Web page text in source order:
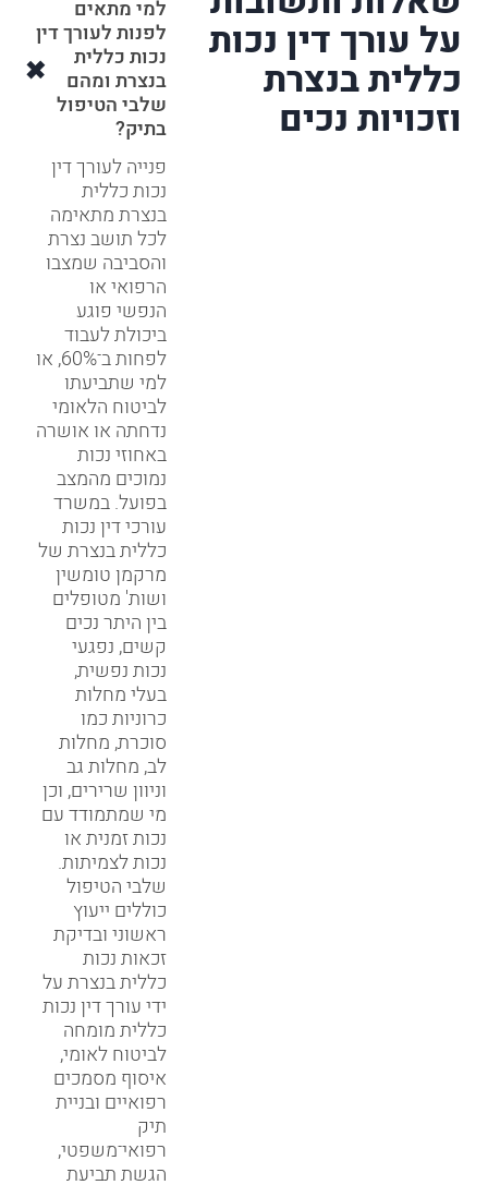
על עורך דין נכות
כללית בנצרת
וזכויות נכים
למי מתאים
לפנות לעורך דין
נכות כללית
בנצרת ומהם
שלבי הטיפול
בתיק?
פנייה לעורך דין
נכות כללית
בנצרת מתאימה
לכל תושב נצרת
והסביבה שמצבו
הרפואי או
הנפשי פוגע
ביכולת לעבוד
לפחות ב־60%, או
למי שתביעתו
לביטוח הלאומי
נדחתה או אושרה
באחוזי נכות
נמוכים מהמצב
בפועל. במשרד
עורכי דין נכות
כללית בנצרת של
מרקמן טומשין
ושות' מטופלים
בין היתר נכים
קשים, נפגעי
נכות נפשית,
בעלי מחלות
כרוניות כמו
סוכרת, מחלות
לב, מחלות גב
וניוון שרירים, וכן
מי שמתמודד עם
נכות זמנית או
נכות לצמיתות.
שלבי הטיפול
כוללים ייעוץ
ראשוני ובדיקת
זכאות נכות
כללית בנצרת על
ידי עורך דין נכות
כללית מומחה
לביטוח לאומי,
איסוף מסמכים
רפואיים ובניית
תיק
רפואי־משפטי,
הגשת תביעת